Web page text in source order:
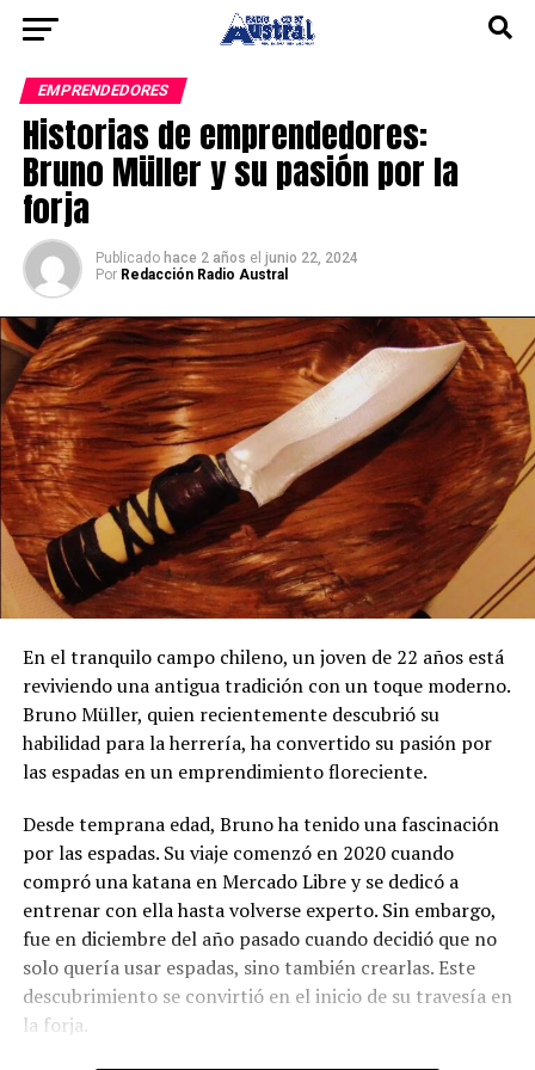
EMPRENDEDORES
Historias de emprendedores:
Bruno Müller y su pasión por la
forja
Publicado hace 2 años el junio 22, 2024
Por Redacción Radio Austral
En el tranquilo campo chileno, un joven de 22 años está
reviviendo una antigua tradición con un toque moderno.
Bruno Müller, quien recientemente descubrió su
habilidad para la herrería, ha convertido su pasión por
las espadas en un emprendimiento floreciente.
Desde temprana edad, Bruno ha tenido una fascinación
por las espadas. Su viaje comenzó en 2020 cuando
compró una katana en Mercado Libre y se dedicó a
entrenar con ella hasta volverse experto. Sin embargo,
fue en diciembre del año pasado cuando decidió que no
solo quería usar espadas, sino también crearlas. Este
descubrimiento se convirtió en el inicio de su travesía en
la forja.